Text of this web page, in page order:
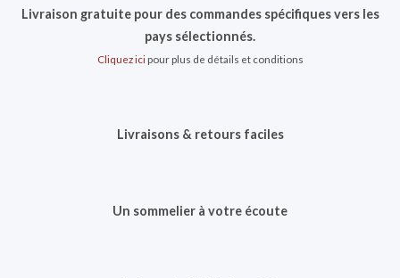
Livraison gratuite pour des commandes spécifiques vers les
pays sélectionnés.
Cliquez icipour plus de détails et conditions
Livraisons & retours faciles
Un sommelier à votre écoute